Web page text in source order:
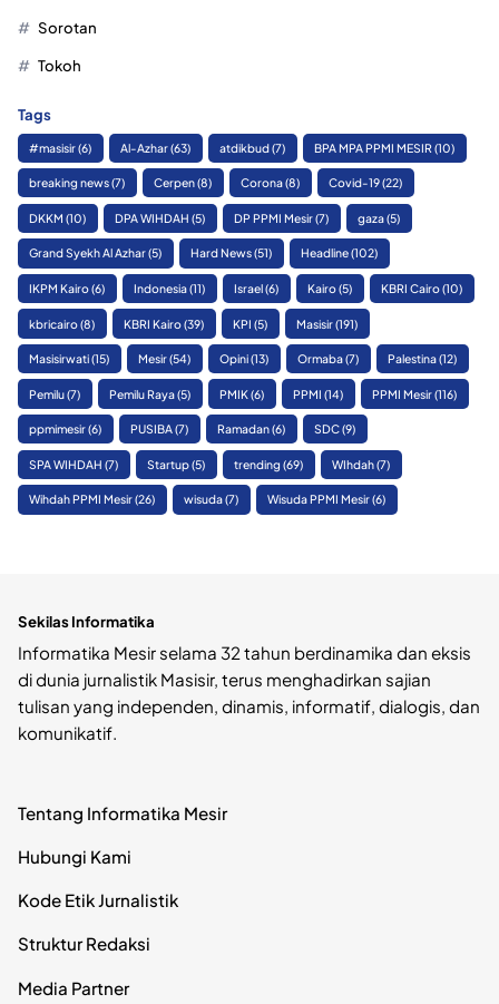
Sorotan
Tokoh
Tags
#masisir(6) Al-Azhar(63) atdikbud(7) BPA MPA PPMI MESIR(10)
breaking news(7) Cerpen(8) Corona(8) Covid-19(22)
DKKM (10) DPA WIHDAH (5) DP PPMI Mesir(7) gaza(5)
Grand Syekh Al Azhar(5) Hard News(51) Headline(102)
IKPM Kairo(6) Indonesia(11) Israel(6) Kairo(5) KBRI Cairo(10)
kbricairo(8) KBRI Kairo(39) KPI (5) Masisir(191)
Masisirwati(15) Mesir(54) Opini(13) Ormaba(7) Palestina(12)
Pemilu(7) Pemilu Raya(5) PMIK(6) PPMI (14) PPMI Mesir(116)
ppmimesir(6) PUSIBA(7) Ramadan(6) SDC(9)
SPA WIHDAH (7) Startup(5) trending (69) WIhdah(7)
Wihdah PPMI Mesir(26) wisuda(7) Wisuda PPMI Mesir(6)
Sekilas Informatika
Informatika Mesir selama 32 tahun berdinamika dan eksis
di dunia jurnalistik Masisir, terus menghadirkan sajian
tulisan yang independen, dinamis, informatif, dialogis, dan
komunikatif.
Tentang Informatika Mesir
Hubungi Kami
Kode Etik Jurnalistik
Struktur Redaksi
Media Partner